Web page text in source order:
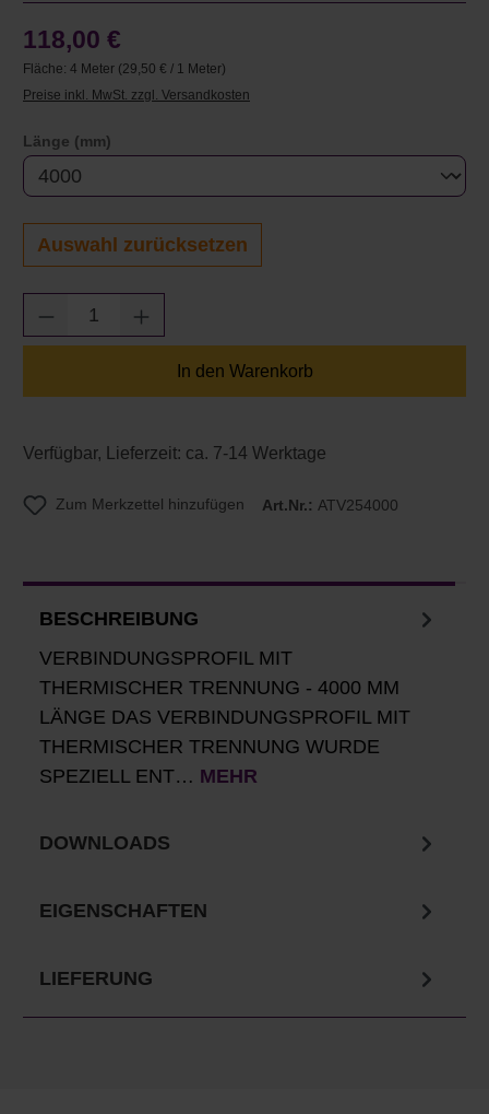
118,00 €
Fläche: 4 Meter (29,50 € / 1 Meter)
Preise inkl. MwSt. zzgl. Versandkosten
Länge (mm)
Auswahl zurücksetzen
Produkt Anzahl: Gib den gewünschten
In den Warenkorb
Verfügbar, Lieferzeit: ca. 7-14 Werktage
Zum Merkzettel hinzufügen Art.Nr.: ATV254000
BESCHREIBUNG
VERBINDUNGSPROFIL MIT
THERMISCHER TRENNUNG - 4000 MM
LÄNGE DAS VERBINDUNGSPROFIL MIT
THERMISCHER TRENNUNG WURDE
SPEZIELL ENT… MEHR
DOWNLOADS
EIGENSCHAFTEN
LIEFERUNG